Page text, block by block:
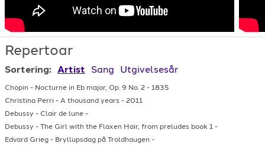
Repertoar
Sortering: Artist Sang Utgivelsesår
Chopin - Nocturne in Eb major, Op. 9 No. 2 - 1835
Christina Perri - A thousand years - 2011
Debussy - Clair de lune -
Debussy - The Girl with the Flaxen Hair, from preludes book 1 -
Edvard Grieg - Bryllupsdag på Troldhaugen -